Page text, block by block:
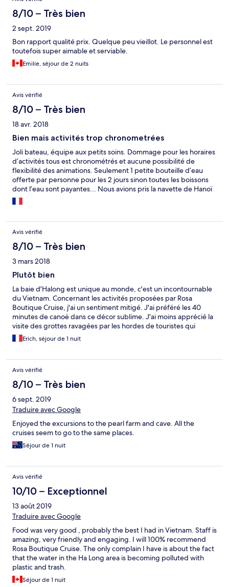
8/10 – Très bien
2 sept. 2019
Bon rapport qualité prix. Quelque peu vieillot. Le personnel est
toutefois super aimable et serviable.
Emilie, séjour de 2 nuits
Avis vérifié
8/10 – Très bien
18 avr. 2018
Bien mais activités trop chronometrées
Joli bateau, équipe aux petits soins. Dommage pour les horaires
d’activités tous est chronométrés et aucune possibilité de
flexibilité des animations. Seulement 1 petite bouteille d’eau
offerte par personne pour les 2 jours sinon toutes les boissons
dont l’eau sont payantes... Nous avions pris la navette de Hanoï
à la baigné along haut de gamme ( bus limousine ), sur l’allée
1h15 de retard !! et le retour 30min de retard, dommage.. Mais
Avis vérifié
8/10 – Très bien
3 mars 2018
Plutôt bien
La baie d'Halong est unique au monde, c'est un incontournable
du Vietnam. Concernant les activités proposées par Rosa
Boutique Cruise, j'ai un sentiment mitigé. J'ai préféré les 40
minutes de canoë dans ce décor sublime. J'ai moins apprécié la
visite des grottes ravagées par les hordes de touristes qui
deferlent quotidiennement. Les activités à bord après 20h30
sont inexistantes. Oubliées les promesses de squid fishing, les
à faire. Concernant les repas, nous nous sommes bien régalés.
Les plats sont très diversifiés et peuvent convenir à tout le
monde. Les quantités sont astronomiques.
Erich, séjour de 1 nuit
Avis vérifié
8/10 – Très bien
6 sept. 2019
Traduire avec Google
Enjoyed the excursions to the pearl farm and cave. All the
cruises seem to go to the same places.
Séjour de 1 nuit
Avis vérifié
10/10 – Exceptionnel
13 août 2019
Traduire avec Google
Food was very good , probably the best I had in Vietnam. Staff is
amazing, very friendly and engaging. I will 100% recommend
Rosa Boutique Cruise. The only complain I have is about the fact
that the water in the Ha Long area is becoming polluted with
plastic and trash.
Séjour de 1 nuit